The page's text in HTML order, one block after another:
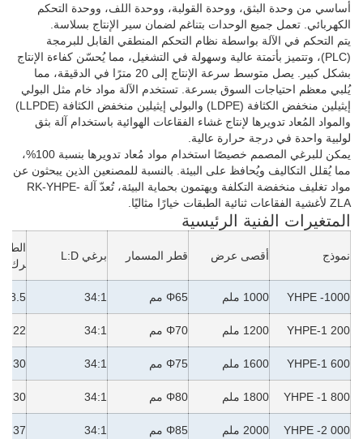
أساسي من وحدة البثق، ووحدة القولبة، ووحدة اللف، ووحدة التحكم
الكهربائي. تعمل جميع الوحدات بتناغم لضمان سير الإنتاج بسلاسة.
يتم التحكم في الآلة بواسطة نظام التحكم المنطقي القابل للبرمجة
(PLC)، وتتميز بأتمتة عالية وسهولة في التشغيل، مما يُحسّن كفاءة الإنتاج
بشكل كبير. يصل متوسط سرعة الإنتاج إلى 20 مترًا في الدقيقة، مما
يُلبي معظم احتياجات السوق بسرعة. تستخدم الآلة مواد خام مثل البولي
إيثيلين منخفض الكثافة (LDPE) والبولي إيثيلين منخفض الكثافة (LLPDE)
والمواد المُعاد تدويرها لإنتاج غشاء الفقاعات الهوائية باستخدام آلة بثق
لولبية واحدة في درجة حرارة عالية.
يمكن للبرغي المصمم خصيصًا استخدام مواد مُعاد تدويرها بنسبة 100%،
مما يُقلل التكاليف ويُحافظ على البيئة. بالنسبة للمصنعين الذين يبحثون عن
مواد تغليف منخفضة التكلفة ويهتمون بحماية البيئة، تُعدّ آلة RK-YHPE-
ZLA لأغشية الفقاعات ثنائية الطبقات خيارًا مثاليًا.
المتغيرات الفنية الرئيسية
نموذج أقصى عرض قطر المسمار برغي L:D
رك
YHPE -1000 1000 ملم Φ65 مم 34:1 18.5 كيلو وات
YHPE-1 200 1200 ملم Φ70 مم 34:1 22 كيلو وات
YHPE-1 600 1600 ملم Φ75 مم 34:1 30 كيلو وات
YHPE -1 800 1800 ملم Φ80 مم 34:1 30 كيلو وات
YHPE -2 000 2000 ملم Φ85 مم 34:1 37 كيلو وات